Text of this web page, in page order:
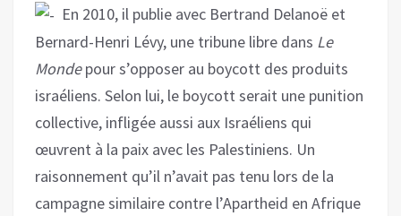
En 2010, il publie avec Bertrand Delanoë et
Bernard-Henri Lévy, une tribune libre dans Le
Mondepour s’opposer au boycott des produits
israéliens. Selon lui, le boycott serait une punition
collective, infligée aussi aux Israéliens qui
œuvrent à la paix avec les Palestiniens. Un
raisonnement qu’il n’avait pas tenu lors de la
campagne similaire contre l’Apartheid en Afrique